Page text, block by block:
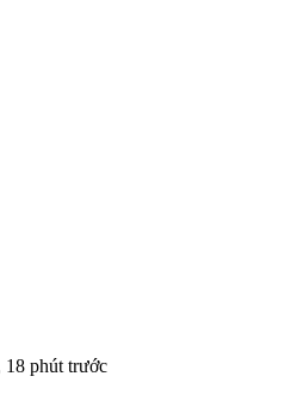
18 phút trước